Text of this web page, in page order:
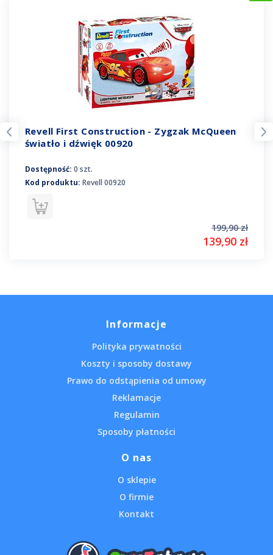
Revell First Construction - Zygzak McQueen
światło i dźwięk 00920
Dostępność: 0 szt.
Kod produktu: Revell 00920
199,90 zł
139,90 zł
Informacje
Polityka prywatności
Koszty i sposoby dostawy
Prawo do odstąpienia od umowy
Reklamacje
Regulamin
Sposoby płatności
O nas
O sklepie
O firmie
Kontakt